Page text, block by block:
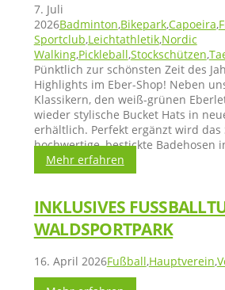
7. Juli
2026Badminton,Bikepark,Capoeira,
Sportclub,Leichtathletik,Nordic
Walking,Pickleball,Stockschützen,
Pünktlich zur schönsten Zeit des
Highlights im Eber-Shop! Neben
Klassikern, den weiß-grünen
wieder stylische Bucket Hats in
erhältlich. Perfekt ergänzt wird
hochwertige, bestickte Badehosen
Mehr erfahren
INKLUSIVES
ALDSPORTPARK
16. April 2026Fußball,Hauptverein,
...